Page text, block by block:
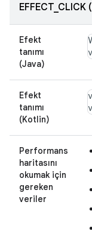
Efekt
tanımı
(Java)
Efekt
tanımı
(Kotlin)
Performans
haritasını
okumak için
gereken
veriler